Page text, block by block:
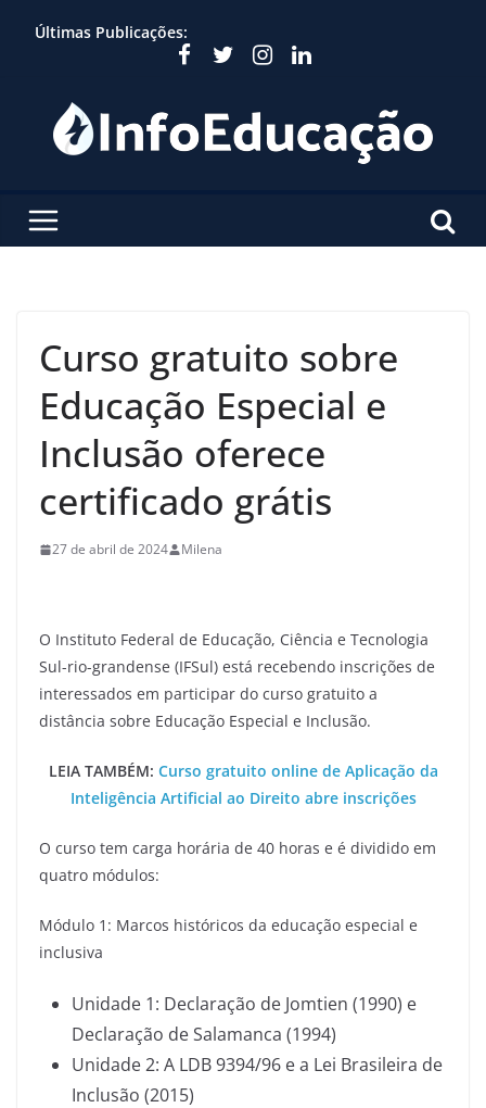
Últimas Publicações:
Curso gratuito sobre
Educação Especial e
Inclusão oferece
certificado grátis
27 de abril de 2024 Milena
O Instituto Federal de Educação, Ciência e Tecnologia
Sul-rio-grandense (IFSul) está recebendo inscrições de
interessados em participar do curso gratuito a
distância sobre Educação Especial e Inclusão.
LEIA TAMBÉM: Curso gratuito online de Aplicação da
Inteligência Artificial ao Direito abre inscrições
O curso tem carga horária de 40 horas e é dividido em
quatro módulos:
Módulo 1: Marcos históricos da educação especial e
inclusiva
Unidade 1: Declaração de Jomtien (1990) e
Declaração de Salamanca (1994)
Unidade 2: A LDB 9394/96 e a Lei Brasileira de
Inclusão (2015)